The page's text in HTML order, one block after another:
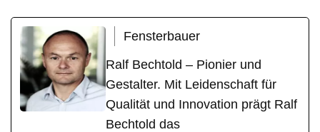
Fensterbauer
Ralf Bechtold – Pionier und
Gestalter. Mit Leidenschaft für
Qualität und Innovation prägt Ralf
Bechtold das